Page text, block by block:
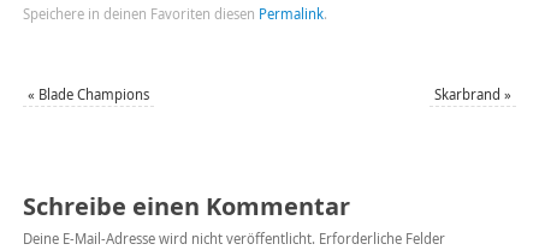
Speichere in deinen Favoriten diesen Permalink.
« Blade Champions Skarbrand»
Schreibe einen Kommentar
Deine E-Mail-Adresse wird nicht veröffentlicht. Erforderliche Felder